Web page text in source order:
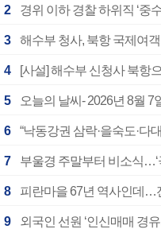
2 경위 이하 경찰 하위직 ‘중
3 해수부 청사, 북항 국제여
4 [사설] 해수부 신청사 북항
5 오늘의 날씨- 2026년 8월 7
6 “낙동강권 삼락·을숙도·다
7 부울경 주말부터 비소식…‘
8 피란마을 67년 역사인데…
9 외국인 선원 ‘인신매매 경